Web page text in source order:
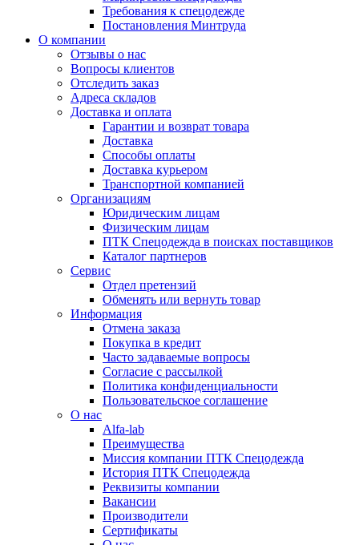
Требования к спецодежде
Постановления Минтруда
О компании
Отзывы о нас
Вопросы клиентов
Отследить заказ
Адреса складов
Доставка и оплата
Гарантии и возврат товара
Доставка
Способы оплаты
Доставка курьером
Транспортной компанией
Организациям
Юридическим лицам
Физическим лицам
ПТК Спецодежда в поисках поставщиков
Каталог партнеров
Сервис
Отдел претензий
Обменять или вернуть товар
Информация
Отмена заказа
Покупка в кредит
Часто задаваемые вопросы
Согласие с рассылкой
Политика конфиденциальности
Пользовательское соглашение
О нас
Alfa-lab
Преимущества
Миссия компании ПТК Спецодежда
История ПТК Спецодежда
Реквизиты компании
Вакансии
Производители
Сертификаты